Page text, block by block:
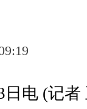
电 (记者